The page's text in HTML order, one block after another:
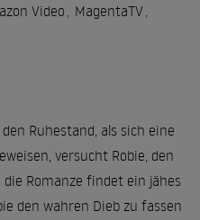
Video, MagentaTV,
Ruhestand, als sich eine
versucht Robie, den
Romanze findet ein jähes
den wahren Dieb zu fassen